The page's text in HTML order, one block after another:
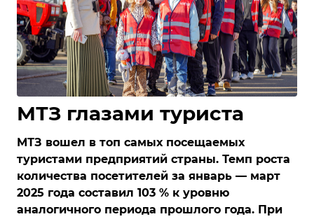
МТЗ глазами туриста
МТЗ вошел в топ самых посещаемых
туристами предприятий страны. Темп роста
количества посетителей за январь — март
2025 года составил 103 % к уровню
аналогичного периода прошлого года. При